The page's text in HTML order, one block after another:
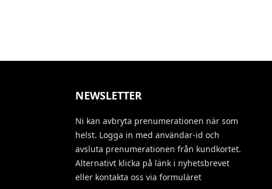
NEWSLETTER
Ni kan avbryta prenumerationen när som
helst. Logga in med användar-id och
avsluta prenumerationen från kundkortet.
Alternativt klicka på länk i nyhetsbrevet
eller kontakta oss via formuläret